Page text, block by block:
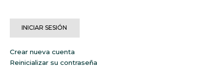
caracteres mostrados
en la imagen.
Crear nueva cuenta
Reinicializar su contraseña